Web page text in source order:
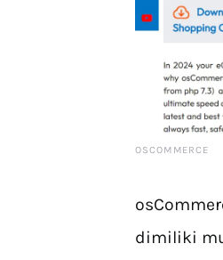
OSCOMMERCE
dimiliki